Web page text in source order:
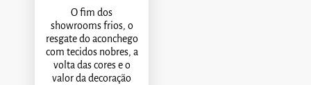
O fim dos
showrooms frios, o
resgate do aconchego
com tecidos nobres, a
volta das cores e o
valor da decoração